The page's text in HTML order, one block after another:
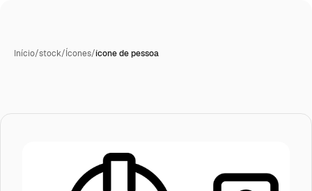
Início/stock/Ícones/ícone de pessoa